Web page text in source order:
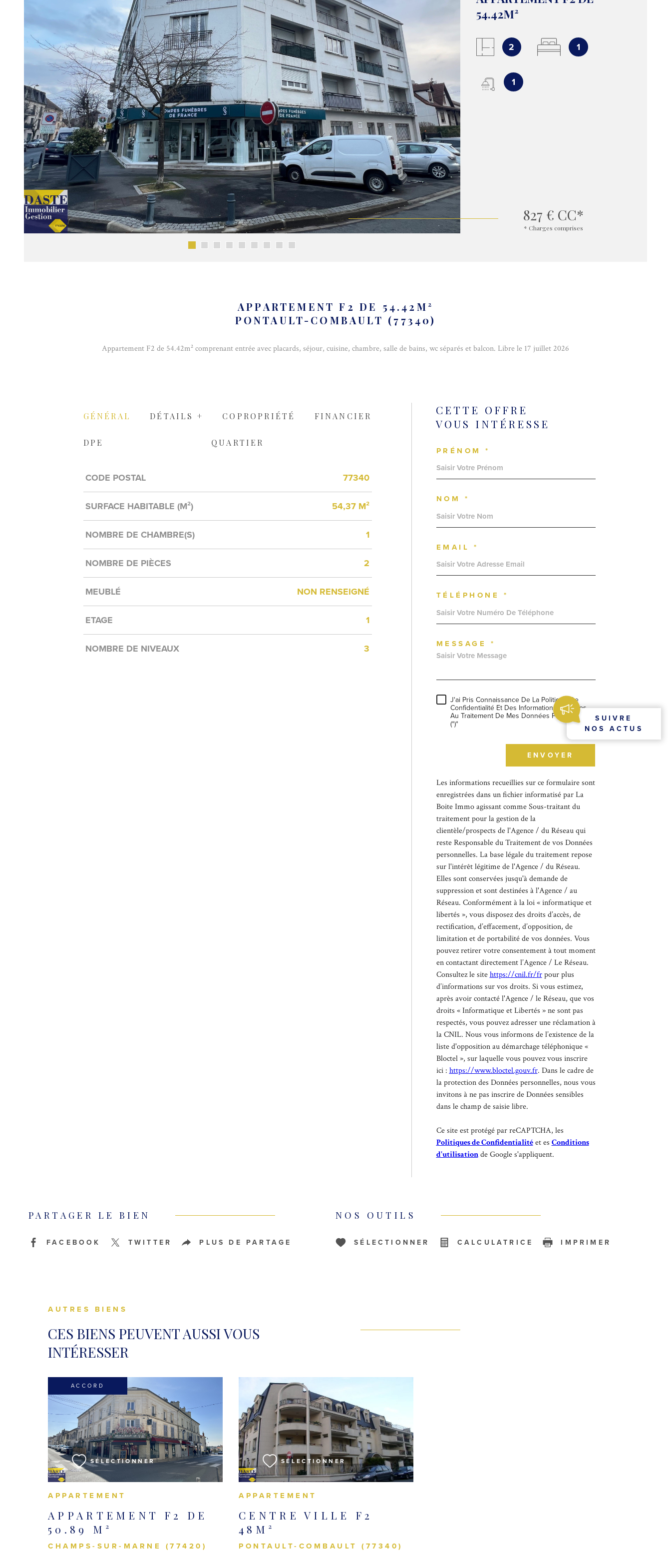
54.42M²
2 1
1
827 € CC*
* Charges comprises
APPARTEMENT F2 DE 54.42M²
PONTAULT-COMBAULT (77340)
Appartement F2 de 54.42m² comprenant entrée avec placards, séjour, cuisine, chambre, salle de bains, wc séparés et balcon. Libre le 17 juillet 2026
GÉNÉRAL DÉTAILS + COPROPRIÉTÉ FINANCIER
DPE QUARTIER
Caractérisque Valeurs
CODE POSTAL 77340
SURFACE HABITABLE (M²) 54,37 M²
NOMBRE DE CHAMBRE(S) 1
NOMBRE DE PIÈCES 2
MEUBLÉ NON RENSEIGNÉ
ETAGE 1
NOMBRE DE NIVEAUX 3
CETTE OFFRE
VOUS INTÉRESSE
PRÉNOM *
NOM *
EMAIL *
TÉLÉPHONE *
MESSAGE *
J'ai Pris Connaissance De La Politique De
Confidentialité Et Des Informations Relatives
Au Traitement De Mes Données Personnelles
(*)*
ENVOYER
Les informations recueillies sur ce formulaire sont
enregistrées dans un fichier informatisé par La
Boite Immo agissant comme Sous-traitant du
traitement pour la gestion de la
clientèle/prospects de l'Agence / du Réseau qui
reste Responsable du Traitement de vos Données
personnelles. La base légale du traitement repose
sur l'intérêt légitime de l'Agence / du Réseau.
Elles sont conservées jusqu'à demande de
suppression et sont destinées à l'Agence / au
Réseau. Conformément à la loi « informatique et
libertés », vous disposez des droits d’accès, de
rectification, d’effacement, d’opposition, de
limitation et de portabilité de vos données. Vous
pouvez retirer votre consentement à tout moment
en contactant directement l’Agence / Le Réseau.
Consultez le sitehttps://cnil.fr/frpour plus
d’informations sur vos droits. Si vous estimez,
après avoir contacté l'Agence / le Réseau, que vos
droits « Informatique et Libertés » ne sont pas
respectés, vous pouvez adresser une réclamation à
la CNIL. Nous vous informons de l’existence de la
liste d'opposition au démarchage téléphonique «
Bloctel », sur laquelle vous pouvez vous inscrire
ici : https://www.bloctel.gouv.fr. Dans le cadre de
la protection des Données personnelles, nous vous
invitons à ne pas inscrire de Données sensibles
dans le champ de saisie libre.
Ce site est protégé par reCAPTCHA, les
Politiques de Confidentialitéet es Conditions
d'utilisationde Google s'appliquent.
PARTAGER LE BIEN
FACEBOOK TWITTER PLUS DE PARTAGE
NOS OUTILS
SÉLECTIONNER CALCULATRICE IMPRIMER
AUTRES BIENS
CES BIENS PEUVENT AUSSI VOUS
INTÉRESSER
APPARTEMENT
APPARTEMENT F2 DE
50.89 M²
CHAMPS-SUR-MARNE (77420)
ACCORD
SÉLECTIONNER
VOIR LE BIEN
APPARTEMENT
CENTRE VILLE F2
48M²
PONTAULT-COMBAULT (77340)
SÉLECTIONNER
VOIR LE BIEN
SUIVRE
NOS ACTUS